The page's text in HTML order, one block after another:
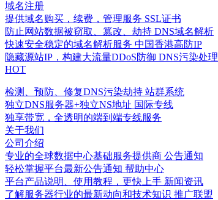
域名注册
提供域名购买，续费，管理服务 SSL证书
防止网站数据被窃取、篡改、劫持 DNS域名解析
快速安全稳定的域名解析服务 中国香港高防IP
隐藏源站IP，构建大流量DDoS防御 DNS污染处理
HOT
检测、预防、修复DNS污染劫持 站群系统
独立DNS服务器+独立NS地址 国际专线
独享带宽，全透明的端到端专线服务
关于我们
公司介绍
专业的全球数据中心基础服务提供商 公告通知
轻松掌握平台最新公告通知 帮助中心
平台产品说明、使用教程，更快上手 新闻资讯
了解服务器行业的最新动向和技术知识 推广联盟